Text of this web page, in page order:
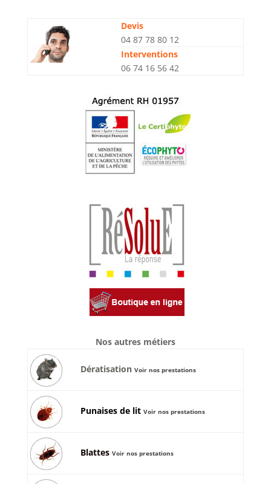
Devis
04 87 78 80 12
Interventions
06 74 16 56 42
Nos autres métiers
Dératisation Voir nos prestations
Punaises de lit Voir nos prestations
Blattes Voir nos prestations